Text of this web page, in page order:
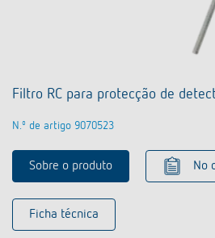
Filtro RC para protecção de
N.º de artigo 9070523
Sobre o produto No
Ficha técnica